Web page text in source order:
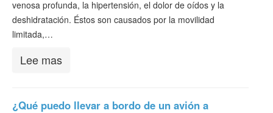
venosa profunda, la hipertensión, el dolor de oídos y la
deshidratación. Éstos son causados por la movilidad
limitada,…
Lee mas
¿Qué puedo llevar a bordo de un avión a